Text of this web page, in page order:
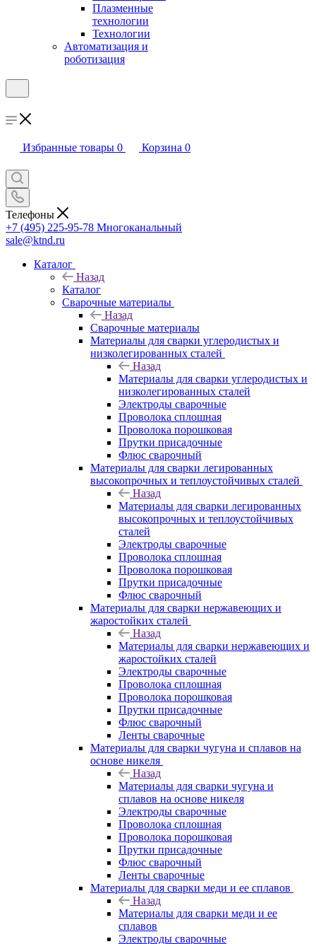
Плазменные
технологии
Технологии
Автоматизация и
роботизация
Избранные товары 0 Корзина 0
Телефоны
+7 (495) 225-95-78 Многоканальный
sale@ktnd.ru
Каталог
Назад
Каталог
Сварочные материалы
Назад
Сварочные материалы
Материалы для сварки углеродистых и
низколегированных сталей
Назад
Материалы для сварки углеродистых и
низколегированных сталей
Электроды сварочные
Проволока сплошная
Проволока порошковая
Прутки присадочные
Флюс сварочный
Материалы для сварки легированных
высокопрочных и теплоустойчивых сталей
Назад
Материалы для сварки легированных
высокопрочных и теплоустойчивых
сталей
Электроды сварочные
Проволока сплошная
Проволока порошковая
Прутки присадочные
Флюс сварочный
Материалы для сварки нержавеющих и
жаростойких сталей
Назад
Материалы для сварки нержавеющих и
жаростойких сталей
Электроды сварочные
Проволока сплошная
Проволока порошковая
Прутки присадочные
Флюс сварочный
Ленты сварочные
Материалы для сварки чугуна и сплавов на
основе никеля
Назад
Материалы для сварки чугуна и
сплавов на основе никеля
Электроды сварочные
Проволока сплошная
Проволока порошковая
Прутки присадочные
Флюс сварочный
Ленты сварочные
Материалы для сварки меди и ее сплавов
Назад
Материалы для сварки меди и ее
сплавов
Электроды сварочные